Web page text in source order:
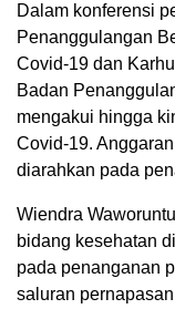
Dalam konferensi
Penanggulangan
Covid-19 dan
Badan
mengakui hingga
Covid-19.
diarahkan pada
Wiendra
bidang kesehatan
pada penanganan
saluran